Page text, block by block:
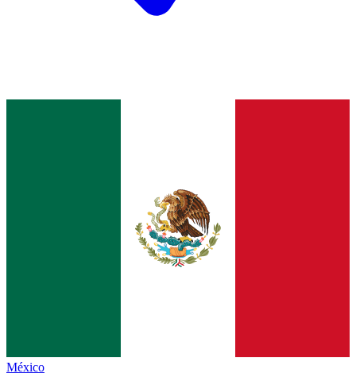
México